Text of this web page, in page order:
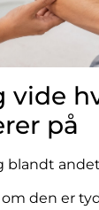
vide
på
blandt
om den er